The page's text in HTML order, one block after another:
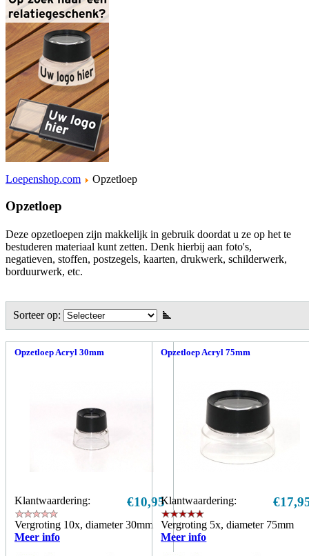
Loepenshop.com Opzetloep
Opzetloep
Deze opzetloepen zijn makkelijk in gebruik doordat u ze op het te
bestuderen materiaal kunt zetten. Denk hierbij aan foto's,
negatieven, stoffen, postzegels, kaarten, drukwerk, schilderwerk,
borduurwerk, etc.
Sorteer op:
Opzetloep Acryl 30mm
Klantwaardering: €10,95
Vergroting 10x, diameter 30mm
Meer info
Opzetloep Acryl 75mm
Klantwaardering:
Vergroting 5x, diameter 75mm
Meer info